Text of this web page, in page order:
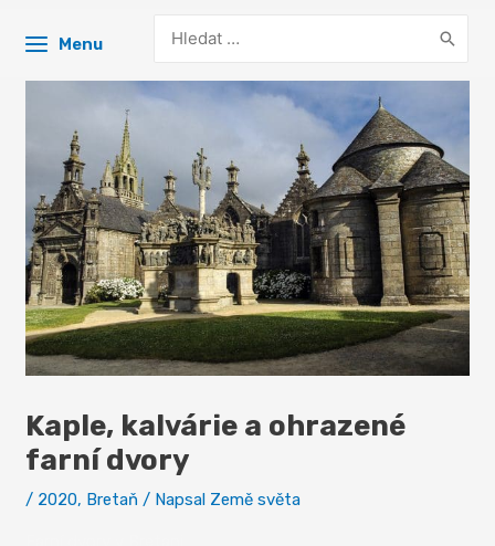
Menu
for:
Kaple, kalvárie a ohrazené
farní dvory
/ 2020, Bretaň / Napsal Země světa